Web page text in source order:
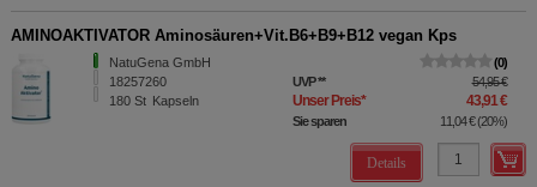
AMINOAKTIVATOR Aminosäuren+Vit.B6+B9+B12 vegan Kps
NatuGena GmbH
18257260
180 St Kapseln
0
UVP** 54,95 €
Unser Preis* 43,91 €
Sie sparen 11,04 €(20%)
Details